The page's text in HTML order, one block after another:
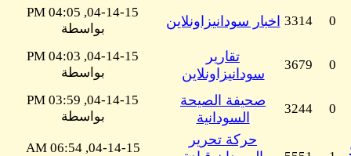
0
3314 اخبار سودانيزاونلاين
04-14-15, 04:05 PM
بواسطة
0
3679
تقارير
سودانيزاونلاين
04-14-15, 04:03 PM
بواسطة
0
3244
صحيفة الصيحة
السودانية
04-14-15, 03:59 PM
بواسطة
حركة تحرير
04-14-15, 06:54 AM